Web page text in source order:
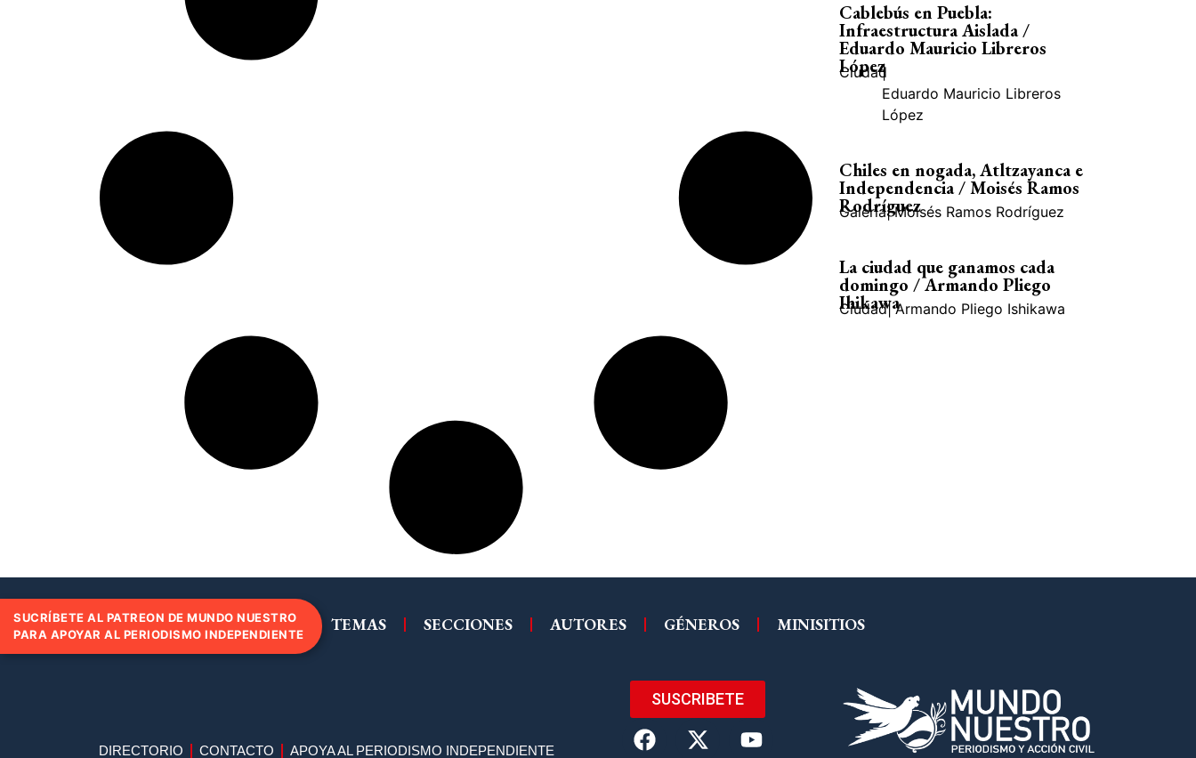
Cablebús en Puebla:
Infraestructura Aislada /
Eduardo Mauricio Libreros
López
Ciudad
|
Eduardo Mauricio Libreros
López
Chiles en nogada, Atltzayanca e
Independencia / Moisés Ramos
Rodríguez
Galería| Moisés Ramos Rodríguez
La ciudad que ganamos cada
domingo / Armando Pliego
Ihikawa
Ciudad| Armando Pliego Ishikawa
TEMAS SECCIONES AUTORES GÉNEROS MINISITIOS
DIRECTORIO CONTACTO APOYA AL PERIODISMO INDEPENDIENTE
SUSCRIBETE
SUCRÍBETE AL PATREON DE MUNDO NUESTRO
PARA APOYAR AL PERIODISMO INDEPENDIENTE